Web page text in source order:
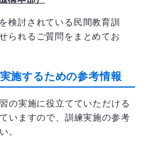
検討されている民間教育訓
られるご質問をまとめてお
施するための参考情報
の実施に役立てていただける
いますので、訓練実施の参考
。